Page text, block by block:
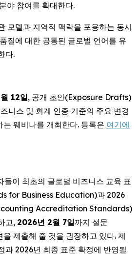
야 참여를 확대한다.
모델과 지역적 맥락을 포용하는 동시
질에 대한 공통된 글로벌 언어를 유
다.
12일, 공개 초안(Exposure Drafts)
니스 및 회계 인증 기준의 주요 변경
웨비나를 개최한다. 등록은 여기에
들이 최초의 글로벌 비즈니스 교육 표
for Business Education)과 2026
Accreditation Standards)
고, 2026년 2월 7일까지 설문
을 제출해 줄 것을 권장하고 있다. 제
과 2026년 최종 표준 확정에 반영될